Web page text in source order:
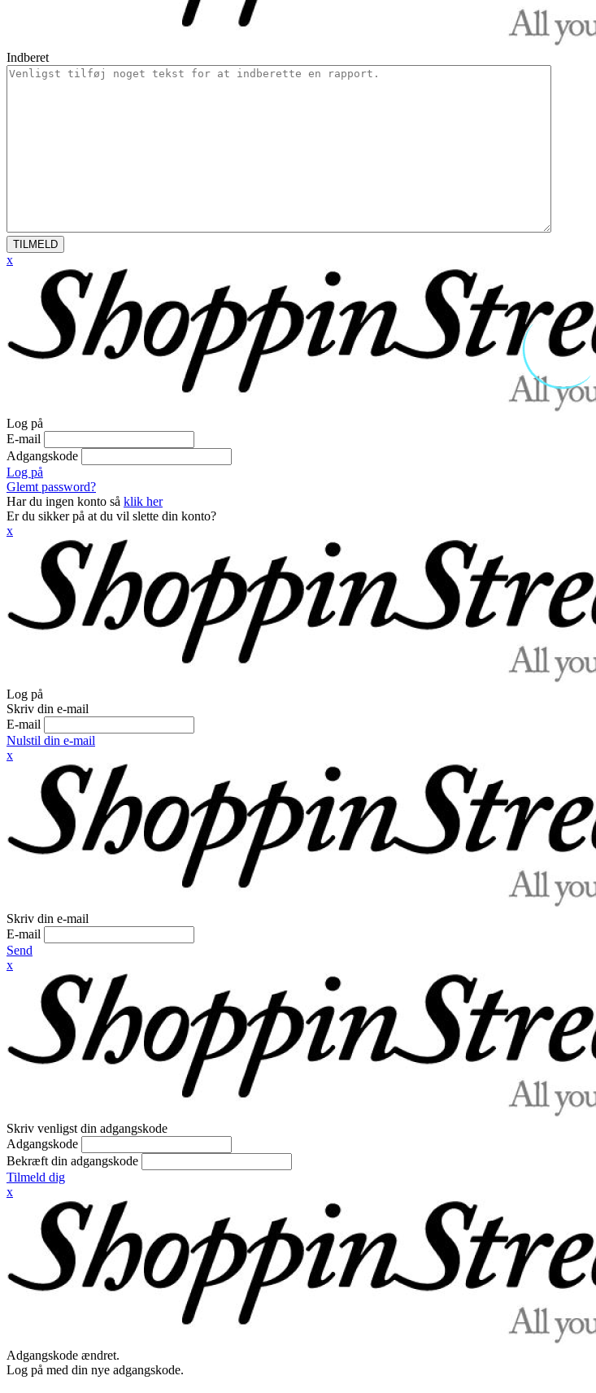
Indberet
TILMELD
x
Log på
E-mail
Adgangskode
Log på
Glemt password?
Har du ingen konto så klik her
Er du sikker på at du vil slette din konto?
x
Log på
Skriv din e-mail
E-mail
Nulstil din e-mail
x
Skriv din e-mail
E-mail
Send
x
Skriv venligst din adgangskode
Adgangskode
Bekræft din adgangskode
Tilmeld dig
x
Adgangskode ændret.
Log på med din nye adgangskode.